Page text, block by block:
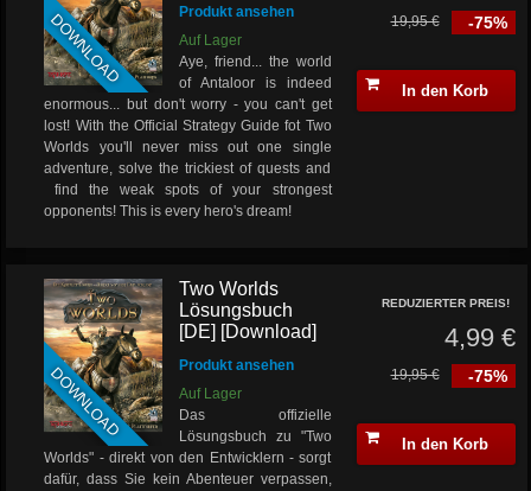
DOWNLOAD
Produkt ansehen
Auf Lager
Aye, friend... the world
of Antaloor is indeed
enormous... but don't worry - you can't get
lost! With the Official Strategy Guide fot Two
Worlds you'll never miss out one single
adventure, solve the trickiest of quests and
find the weak spots of your strongest
opponents! This is every hero's dream!
-75%
19,95 €
In den Korb
DOWNLOAD
Two Worlds
Lösungsbuch
[DE] [Download]
Produkt ansehen
Auf Lager
Das offizielle
Lösungsbuch zu "Two
Worlds" - direkt von den Entwicklern - sorgt
dafür, dass Sie kein Abenteuer verpassen,
REDUZIERTER PREIS!
4,99 €
-75%
19,95 €
In den Korb